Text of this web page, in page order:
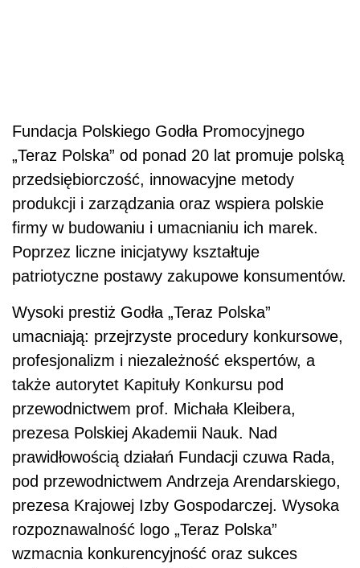
Fundacja Polskiego Godła Promocyjnego
„Teraz Polska” od ponad 20 lat promuje polską
przedsiębiorczość, innowacyjne metody
produkcji i zarządzania oraz wspiera polskie
firmy w budowaniu i umacnianiu ich marek.
Poprzez liczne inicjatywy kształtuje
patriotyczne postawy zakupowe konsumentów.
Wysoki prestiż Godła „Teraz Polska”
umacniają: przejrzyste procedury konkursowe,
profesjonalizm i niezależność ekspertów, a
także autorytet Kapituły Konkursu pod
przewodnictwem prof. Michała Kleibera,
prezesa Polskiej Akademii Nauk. Nad
prawidłowością działań Fundacji czuwa Rada,
pod przewodnictwem Andrzeja Arendarskiego,
prezesa Krajowej Izby Gospodarczej. Wysoka
rozpoznawalność logo „Teraz Polska”
wzmacnia konkurencyjność oraz sukces